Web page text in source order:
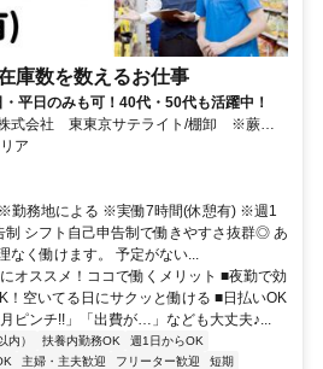
庫数を数えるお仕事
平日のみも可！40代・50代も活躍中！
式会社 東東京サテライト/棚卸 ※蕨エ
ア
勤務地による ※実働7時間(休憩有) ※週1
シフト自己申告制で働きやすさ抜群◎ あ
く働けます。 予定がない...
オススメ！ココで働くメリット ■夜勤で効
！空いてる日にサクッと働ける ■日払いOK
ピンチ!!」「出費が…」なども大丈夫♪...
内） 扶養内勤務OK
週1日からOK
主婦・主夫歓迎 フリーター歓迎
短期